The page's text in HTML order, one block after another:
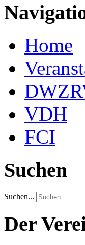
Home
VDH
FCI
Suchen
Suchen...
Der